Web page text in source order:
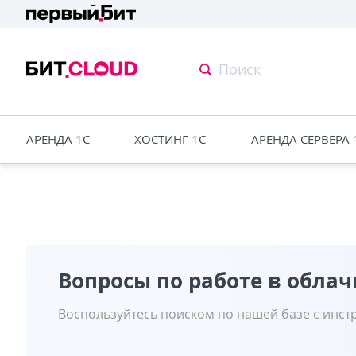
АРЕНДА 1С ХОСТИНГ 1С АРЕНДА СЕРВЕРА
Вопросы по работе в
Воспользуйтесь поиском по нашей базе с